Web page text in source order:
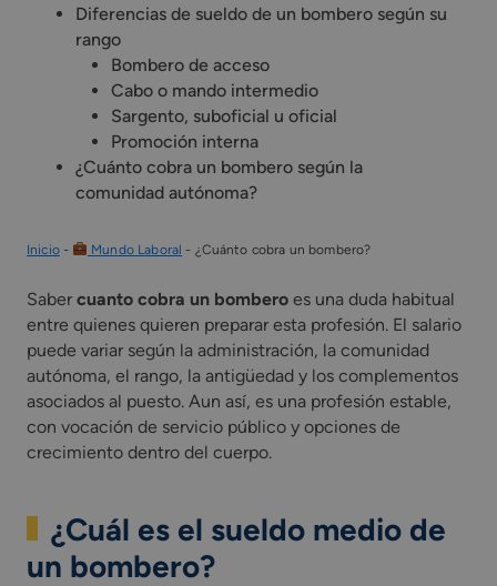
Diferencias de sueldo de un bombero según su
rango
Bombero de acceso
Cabo o mando intermedio
Sargento, suboficial u oficial
Promoción interna
¿Cuánto cobra un bombero según la
comunidad autónoma?
Inicio- Mundo Laboral - ¿Cuánto cobra un bombero?
Saber cuanto cobra un bombero es una duda habitual
entre quienes quieren preparar esta profesión. El salario
puede variar según la administración, la comunidad
autónoma, el rango, la antigüedad y los complementos
asociados al puesto. Aun así, es una profesión estable,
con vocación de servicio público y opciones de
crecimiento dentro del cuerpo.
¿Cuál es el sueldo medio de
un bombero?